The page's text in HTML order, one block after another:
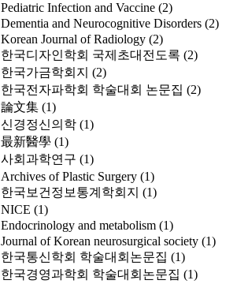
Pediatric Infection and Vaccine (2)
Dementia and Neurocognitive Disorders (2)
Korean Journal of Radiology (2)
한국디자인학회 국제초대전도록 (2)
한국가금학회지 (2)
한국전자파학회 학술대회 논문집 (2)
論文集 (1)
신경정신의학 (1)
最新醫學 (1)
사회과학연구 (1)
Archives of Plastic Surgery (1)
한국보건정보통계학회지 (1)
NICE (1)
Endocrinology and metabolism (1)
Journal of Korean neurosurgical society (1)
한국통신학회 학술대회논문집 (1)
한국경영과학회 학술대회논문집 (1)